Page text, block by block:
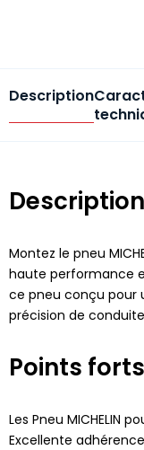
Description
Description
Montez le pneu
haute performance
ce pneu conçu pour
précision de
Points
Les Pneu MICHELIN
Excellente